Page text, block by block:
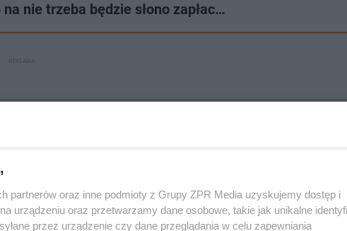
nie trzeba będzie słono zapłac…
partnerów oraz inne podmioty z Grupy ZPR Media uzyskujemy dostęp i
urządzeniu oraz przetwarzamy dane osobowe, takie jak unikalne
przez urządzenie czy dane przeglądania w celu zapewniania